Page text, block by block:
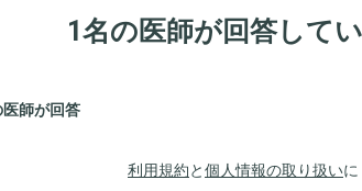
1名の医師が回答して
師が回答
利用規約と個人情報の取り扱いに